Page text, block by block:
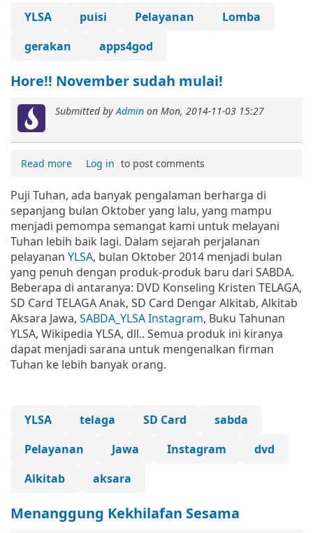
YLSA puisi Pelayanan
Lomba
gerakan
apps4god
Hore!! November sudah mulai!
Submitted by Admin on Mon, 2014-11-03 15:27
Read more Log in to post comments
Puji Tuhan, ada banyak pengalaman berharga di
sepanjang bulan Oktober yang lalu, yang mampu
menjadi pemompa semangat kami untuk melayani
Tuhan lebih baik lagi. Dalam sejarah perjalanan
pelayanan YLSA, bulan Oktober 2014 menjadi bulan
yang penuh dengan produk-produk baru dari SABDA.
Beberapa di antaranya: DVD Konseling Kristen TELAGA,
SD Card TELAGA Anak, SD Card Dengar Alkitab, Alkitab
Aksara Jawa, SABDA_YLSA Instagram, Buku Tahunan
YLSA, Wikipedia YLSA, dll.. Semua produk ini kiranya
dapat menjadi sarana untuk mengenalkan firman
Tuhan ke lebih banyak orang.
YLSA telaga SD Card
sabda
Pelayanan
Jawa Instagram
dvd
Alkitab
aksara
Menanggung Kekhilafan Sesama